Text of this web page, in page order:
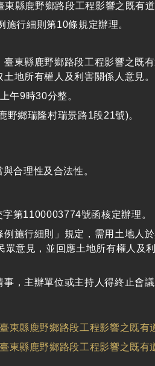
縣鹿野鄉路段工程影響之既有
行細則第10條規定辦理。
東縣鹿野鄉路段工程影響之既
地所有權人及利害關係人意見。
午9時30分整。
野鄉瑞隆村瑞景路1段21號)。
合理性及合法性。
第1100003774號函核定辦理。
施行細則」規定，需用土地人
意見，並回應土地所有權人及
，主辦單位或主持人得終止會
東縣鹿野鄉路段工程影響之既
東縣鹿野鄉路段工程影響之既有